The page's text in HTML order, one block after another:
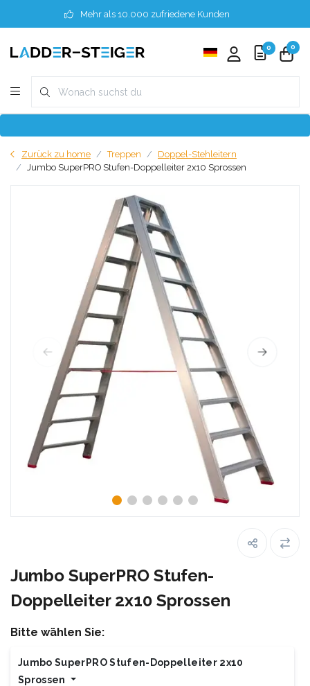
Mehr als 10.000 zufriedene Kunden
0 0
Zurück zu home Treppen
Doppel-Stehleitern
Jumbo SuperPRO Stufen-Doppelleiter 2x10 Sprossen
Jumbo SuperPRO Stufen-
Doppelleiter 2x10 Sprossen
Bitte wählen Sie:
Jumbo SuperPRO Stufen-Doppelleiter 2x10
Sprossen